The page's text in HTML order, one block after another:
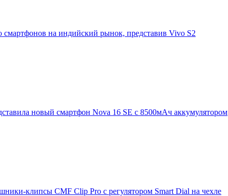
смартфонов на индийский рынок, представив Vivo S2
новый смартфон Nova 16 SE с 8500мАч аккумулятором
клипсы CMF Clip Pro с регулятором Smart Dial на чехле